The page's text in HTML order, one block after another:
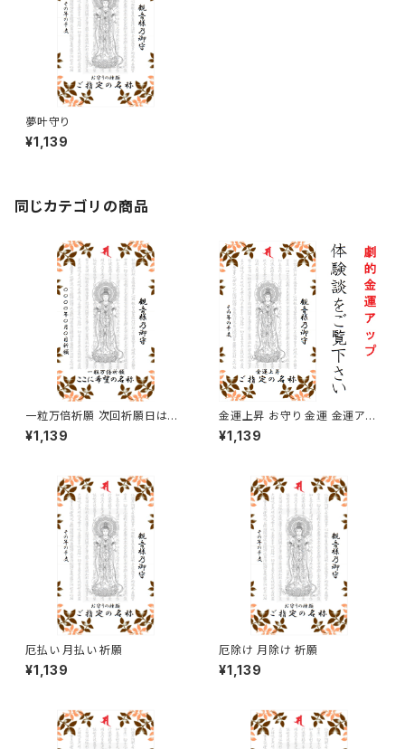
夢叶守り
¥1,139
同じカテゴリの商品
一粒万倍祈願 次回祈願日は二
〇二六年三月十七日となり、発
送は祈願日当日以降で購入順と
¥1,139
金運上昇 お守り 金運 金運アッ
プ
¥1,139
厄払い 月払い 祈願
¥1,139
厄除け 月除け 祈願
¥1,139